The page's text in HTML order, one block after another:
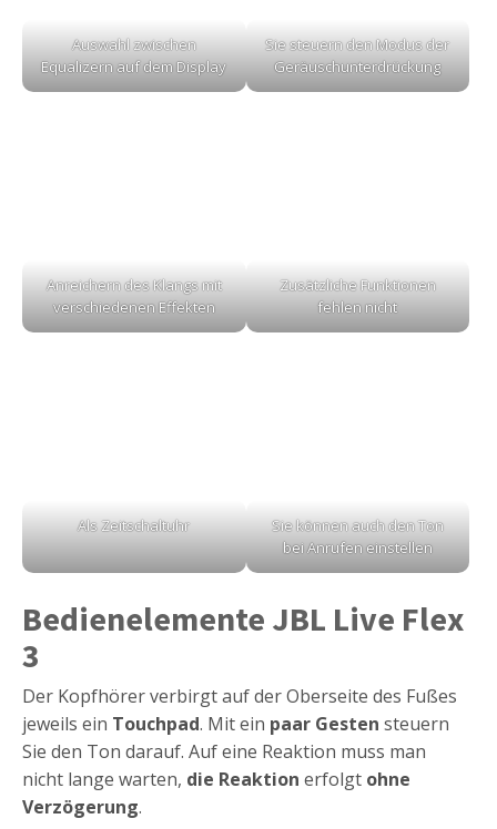
Auswahl zwischen
Equalizern auf dem Display
Sie steuern den Modus der
Geräuschunterdrückung
Anreichern des Klangs mit
verschiedenen Effekten
Zusätzliche Funktionen
fehlen nicht
Als Zeitschaltuhr
Sie können auch den Ton
bei Anrufen einstellen
Bedienelemente JBL Live Flex
3
Der Kopfhörer verbirgt auf der Oberseite des Fußes
jeweils ein Touchpad. Mit ein paar Gesten steuern
Sie den Ton darauf. Auf eine Reaktion muss man
nicht lange warten, die Reaktion erfolgt ohne
Verzögerung.